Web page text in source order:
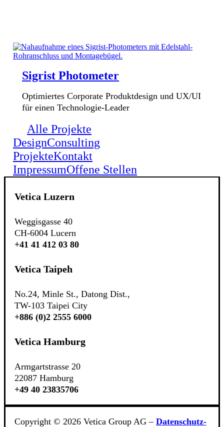
Sigrist Photometer
Optimiertes Corporate Produktdesign und UX/UI
für einen Technologie-Leader
Alle Projekte
DesignConsulting
ProjekteKontakt
ImpressumOffene Stellen
Vetica Luzern
Weggisgasse 40
CH-6004 Lucern
+41 41 412 03 80
Vetica Taipeh
No.24, Minle St., Datong Dist.,
TW-103 Taipei City
+886 (0)2 2555 6000
Vetica Hamburg
Armgartstrasse 20
22087 Hamburg
+49 40 23835706
Copyright © 2026 Vetica Group AG – Datenschutz-